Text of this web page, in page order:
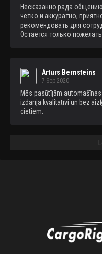
Несказанно рада
четко и аккуратно,
рекомендовать для
Остается только
Arturs Bernsteins
7 Sep 2020
Mēs pasūtījām
izdarīja kvalitatīvi un bez
cietiem.